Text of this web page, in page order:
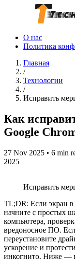
О нас
Политика
Главная
/
Технологии
/
Исправить
Как
Google
27 Nov 2025 • 6 min
2025
Исправить
TL;DR: Если экран в
начните с простых
компьютера,
вредоносное ПО.
переустановите
ускорение и
инкогнито. Ниже —